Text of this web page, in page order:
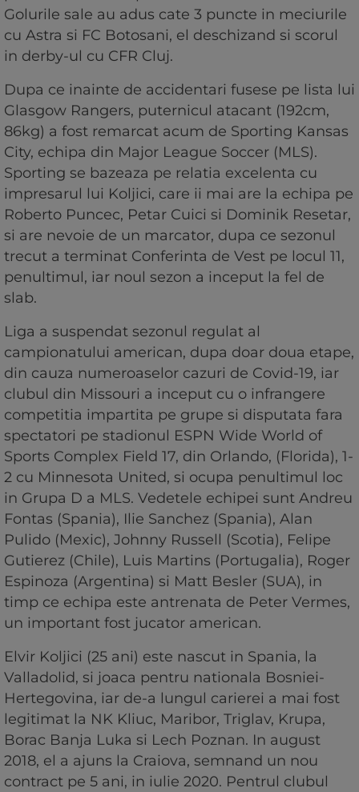
Golurile sale au adus cate 3 puncte in meciurile
cu Astra si FC Botosani, el deschizand si scorul
in derby-ul cu CFR Cluj.
Dupa ce inainte de accidentari fusese pe lista lui
Glasgow Rangers, puternicul atacant (192cm,
86kg) a fost remarcat acum de Sporting Kansas
City, echipa din Major League Soccer (MLS).
Sporting se bazeaza pe relatia excelenta cu
impresarul lui Koljici, care ii mai are la echipa pe
Roberto Puncec, Petar Cuici si Dominik Resetar,
si are nevoie de un marcator, dupa ce sezonul
trecut a terminat Conferinta de Vest pe locul 11,
penultimul, iar noul sezon a inceput la fel de
slab.
Liga a suspendat sezonul regulat al
campionatului american, dupa doar doua etape,
din cauza numeroaselor cazuri de Covid-19, iar
clubul din Missouri a inceput cu o infrangere
competitia impartita pe grupe si disputata fara
spectatori pe stadionul ESPN Wide World of
Sports Complex Field 17, din Orlando, (Florida), 1-
2 cu Minnesota United, si ocupa penultimul loc
in Grupa D a MLS. Vedetele echipei sunt Andreu
Fontas (Spania), Ilie Sanchez (Spania), Alan
Pulido (Mexic), Johnny Russell (Scotia), Felipe
Gutierez (Chile), Luis Martins (Portugalia), Roger
Espinoza (Argentina) si Matt Besler (SUA), in
timp ce echipa este antrenata de Peter Vermes,
un important fost jucator american.
Elvir Koljici (25 ani) este nascut in Spania, la
Valladolid, si joaca pentru nationala Bosniei-
Hertegovina, iar de-a lungul carierei a mai fost
legitimat la NK Kliuc, Maribor, Triglav, Krupa,
Borac Banja Luka si Lech Poznan. In august
2018, el a ajuns la Craiova, semnand un nou
contract pe 5 ani, in iulie 2020. Pentrul clubul